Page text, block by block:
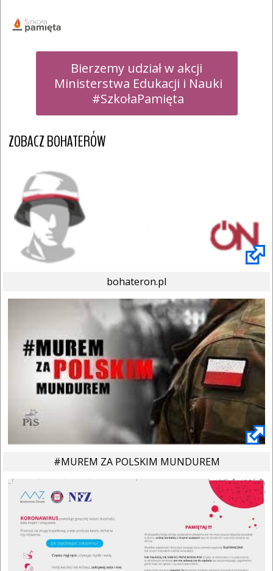
Bierzemy udział w akcji
#SzkołaPamięta
ZOBACZ BOHATERÓW
bohateron.pl
#MUREM ZA POLSKIM MUNDUREM